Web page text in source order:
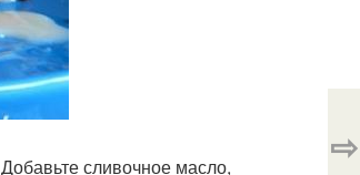
сливочное масло,
⇨